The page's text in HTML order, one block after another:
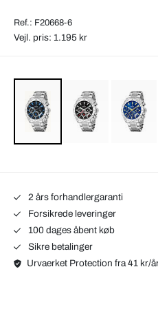
Ref.: F20668-6
Vejl. pris: 1.195 kr
2 års forhandlergaranti
Forsikrede leveringer
100 dages åbent køb
Sikre betalinger
Urvaerket Protection fra 41 kr/